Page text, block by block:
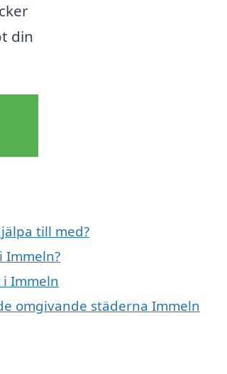
din
till med?
Immeln?
Immeln
omgivande städerna Immeln